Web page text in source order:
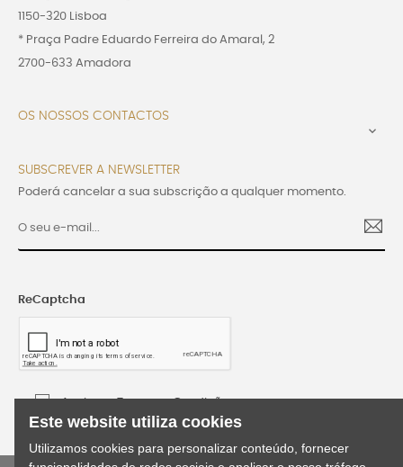
1150-320 Lisboa
* Praça Padre Eduardo Ferreira do Amaral, 2
2700-633 Amadora
OS NOSSOS CONTACTOS

SUBSCREVER A NEWSLETTER
Poderá cancelar a sua subscrição a qualquer momento.
ReCaptcha
Aceito os Termos e Condições
Este website utiliza cookies
Utilizamos cookies para personalizar conteúdo, fornecer